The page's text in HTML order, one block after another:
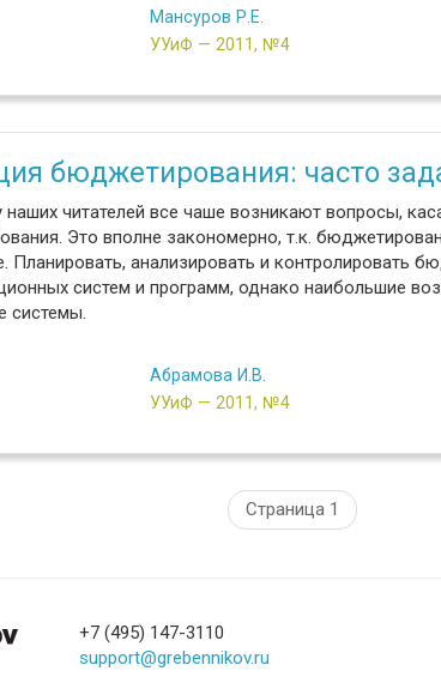
Мансуров Р.Е.
УУиФ — 2011, №4
бюджетирования: часто
наших читателей все чаше возникают вопросы,
Это вполне закономерно, т.к.
Планировать, анализировать и
систем и программ, однако наибольшие
системы.
Абрамова И.В.
УУиФ — 2011, №4
Страница 1
+7 (495) 147-3110
support@grebennikov.ru